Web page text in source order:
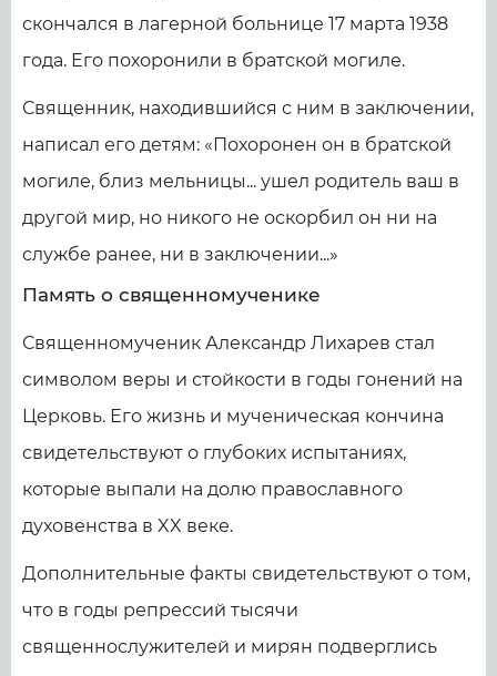
скончался в лагерной больнице 17 марта 1938
года. Его похоронили в братской могиле.
Священник, находившийся с ним в заключении,
написал его детям: «Похоронен он в братской
могиле, близ мельницы... ушел родитель ваш в
другой мир, но никого не оскорбил он ни на
службе ранее, ни в заключении...»
Память о священномученике
Священномученик Александр Лихарев стал
символом веры и стойкости в годы гонений на
Церковь. Его жизнь и мученическая кончина
свидетельствуют о глубоких испытаниях,
которые выпали на долю православного
духовенства в XX веке.
Дополнительные факты свидетельствуют о том,
что в годы репрессий тысячи
священнослужителей и мирян подверглись